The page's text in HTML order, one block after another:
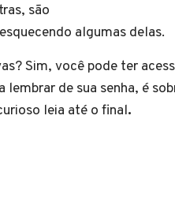
são
algumas delas.
Sim, você pode ter
de sua senha, é
leia até o final.